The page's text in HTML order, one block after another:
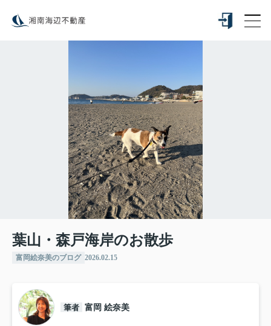
葉山・森戸海岸のお散歩
富岡絵奈美のブログ 2026.02.15
筆者 富岡 絵奈美